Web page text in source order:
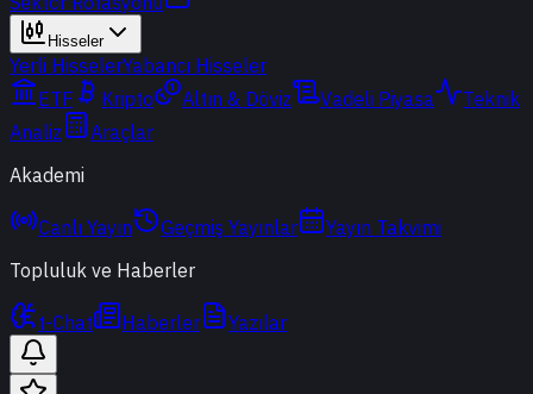
Hisseler
Yerli HisselerYabancı Hisseler
ETF
Kripto Altın & Döviz Vadeli Piyasa
Teknik
Analiz
Araçlar
Akademi
Canlı Yayın Geçmiş Yayınlar
Yayın Takvimi
Topluluk ve Haberler
t-Chat Haberler Yazılar